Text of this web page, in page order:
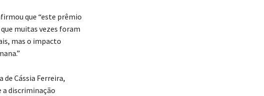
que “este prêmio
muitas vezes foram
mas o impacto
Cássia Ferreira,
a discriminação